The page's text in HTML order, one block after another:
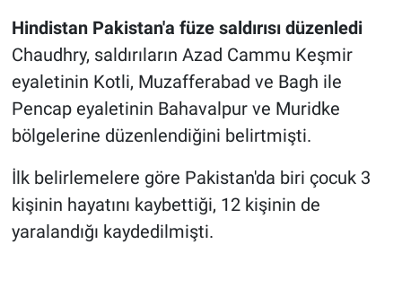
Hindistan Pakistan'a füze saldırısı düzenledi
Chaudhry, saldırıların Azad Cammu Keşmir
eyaletinin Kotli, Muzafferabad ve Bagh ile
Pencap eyaletinin Bahavalpur ve Muridke
bölgelerine düzenlendiğini belirtmişti.
İlk belirlemelere göre Pakistan'da biri çocuk 3
kişinin hayatını kaybettiği, 12 kişinin de
yaralandığı kaydedilmişti.